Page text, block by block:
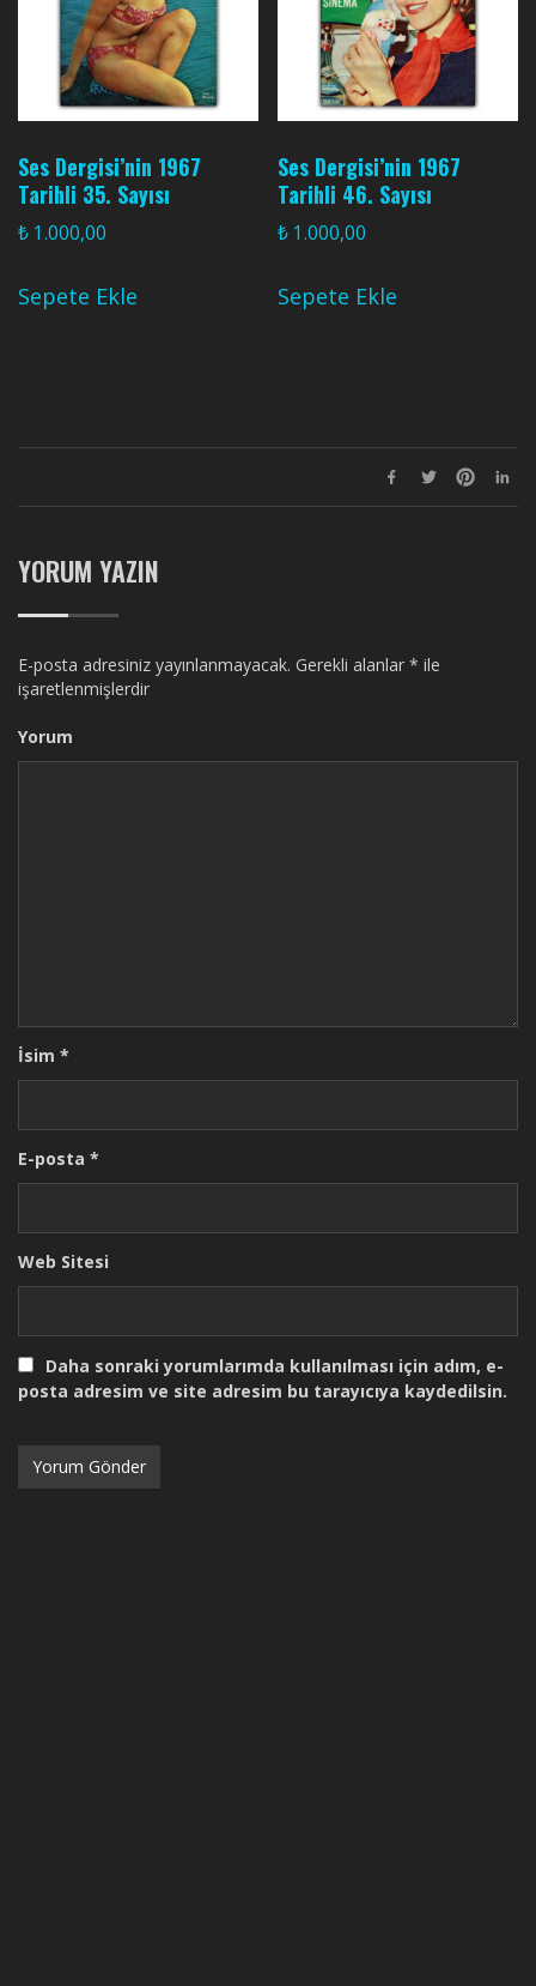
Ses Dergisi’nin 1967
Tarihli 35. Sayısı
₺ 1.000,00
Sepete Ekle
Ses Dergisi’nin 1967
Tarihli 46. Sayısı
₺ 1.000,00
Sepete Ekle
YORUM YAZIN
E-posta adresiniz yayınlanmayacak. Gerekli alanlar * ile
işaretlenmişlerdir
Yorum
İsim *
E-posta *
Web Sitesi
Daha sonraki yorumlarımda kullanılması için adım, e-
posta adresim ve site adresim bu tarayıcıya kaydedilsin.